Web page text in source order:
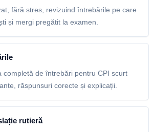
fără stres, revizuind întrebările pe care
și mergi pregătit la examen.
completă de întrebări pentru CPI scurt
răspunsuri corecte și explicații.
rutieră